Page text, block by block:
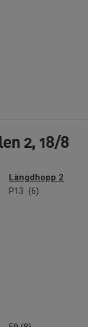
2, 18/8
Längdhopp 2
P13 (6)